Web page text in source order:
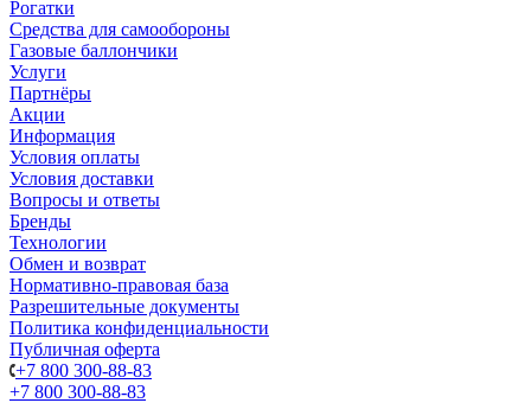
Рогатки
Средства для самообороны
Газовые баллончики
Услуги
Партнёры
Акции
Информация
Условия оплаты
Условия доставки
Вопросы и ответы
Бренды
Технологии
Обмен и возврат
Нормативно-правовая база
Разрешительные документы
Политика конфиденциальности
Публичная оферта
+7 800 300-88-83
+7 800 300-88-83